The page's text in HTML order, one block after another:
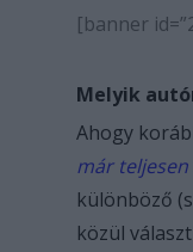
[banner
Melyik
Ahogy
már teljesen
különböző
közül